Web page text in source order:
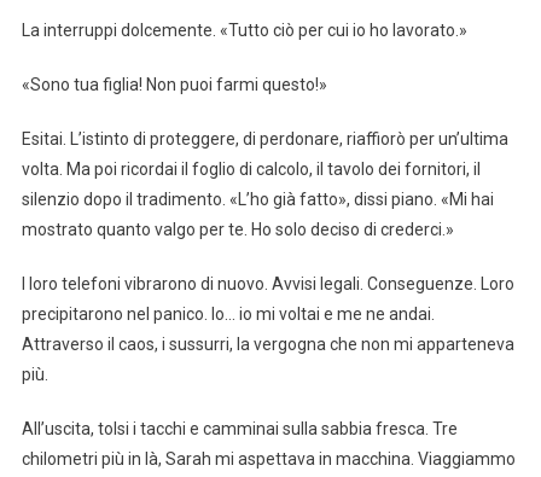
La interruppi dolcemente. «Tutto ciò per cui io ho lavorato.»
«Sono tua figlia! Non puoi farmi questo!»
Esitai. L’istinto di proteggere, di perdonare, riaffiorò per un’ultima
volta. Ma poi ricordai il foglio di calcolo, il tavolo dei fornitori, il
silenzio dopo il tradimento. «L’ho già fatto», dissi piano. «Mi hai
mostrato quanto valgo per te. Ho solo deciso di crederci.»
I loro telefoni vibrarono di nuovo. Avvisi legali. Conseguenze. Loro
precipitarono nel panico. Io… io mi voltai e me ne andai.
Attraverso il caos, i sussurri, la vergogna che non mi apparteneva
più.
All’uscita, tolsi i tacchi e camminai sulla sabbia fresca. Tre
chilometri più in là, Sarah mi aspettava in macchina. Viaggiammo